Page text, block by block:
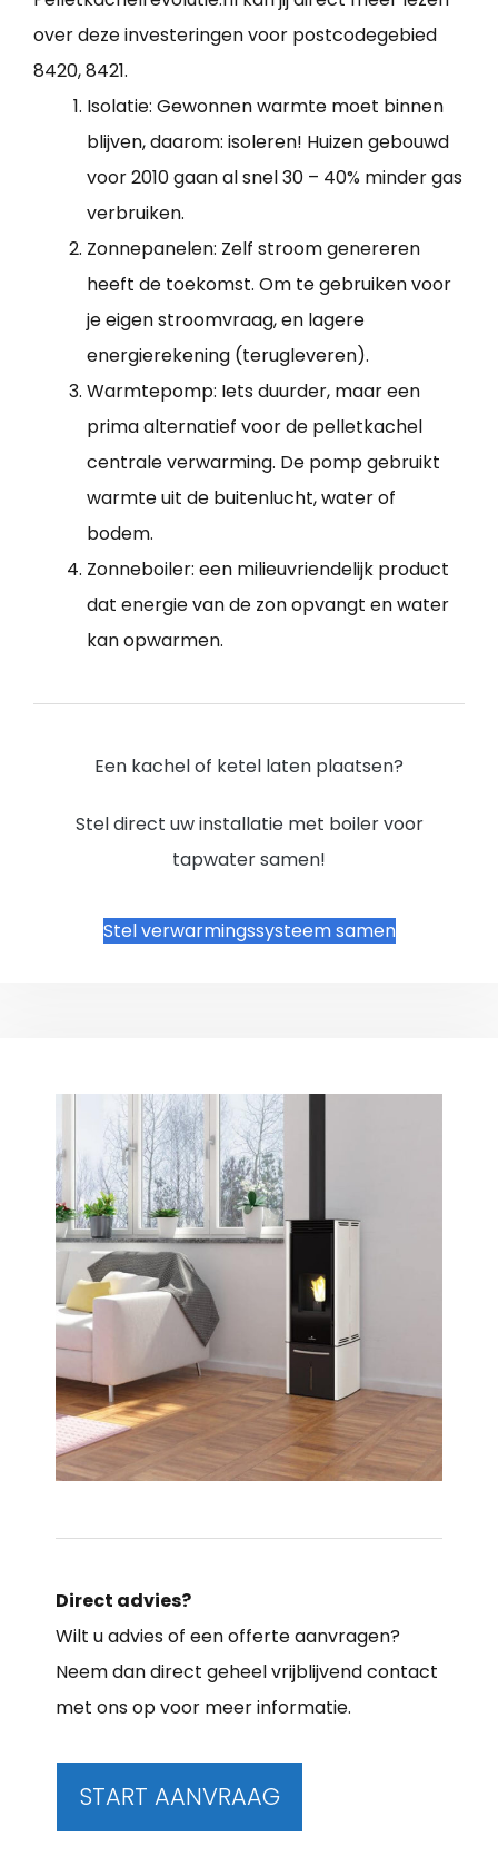
over deze investeringen voor postcodegebied
8420, 8421.
Isolatie: Gewonnen warmte moet binnen
blijven, daarom: isoleren! Huizen gebouwd
voor 2010 gaan al snel 30 – 40% minder gas
verbruiken.
Zonnepanelen: Zelf stroom genereren
heeft de toekomst. Om te gebruiken voor
je eigen stroomvraag, en lagere
energierekening (terugleveren).
Warmtepomp: Iets duurder, maar een
prima alternatief voor de pelletkachel
centrale verwarming. De pomp gebruikt
warmte uit de buitenlucht, water of
bodem.
Zonneboiler: een milieuvriendelijk product
dat energie van de zon opvangt en water
kan opwarmen.
Een kachel of ketel laten plaatsen?
Stel direct uw installatie met boiler voor
tapwater samen!
Stel verwarmingssysteem samen
Direct advies?
Wilt u advies of een offerte aanvragen?
Neem dan direct geheel vrijblijvend contact
met ons op voor meer informatie.
START AANVRAAG